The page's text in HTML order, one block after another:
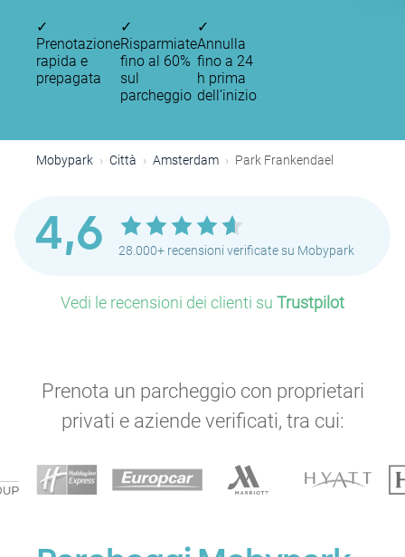
✓
Prenotazione
rapida e
prepagata
✓
Risparmiate
fino al 60%
sul
parcheggio
✓
Annulla
fino a 24
h prima
dell’inizio
Mobypark Città Amsterdam Park Frankendael
4,6 28.000+ recensioni verificate su Mobypark
Vedi le recensioni dei clienti su Trustpilot
Prenota un parcheggio con proprietari
privati e aziende verificati, tra cui:
P
P
P
P
P
P